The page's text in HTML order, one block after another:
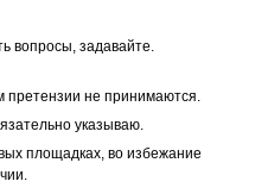
вопросы, задавайте.
претензии не принимаются.
указываю.
площадках, во избежание